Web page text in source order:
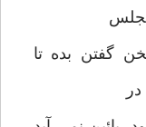
گفتن بده تا